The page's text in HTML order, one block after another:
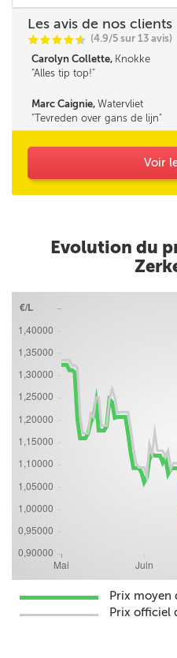
Les avis de nos clients
CCCCi
@ (4.9/5 sur 13 avis)
Carolyn Collette, Knokke
Alles tip top!
Marc Caignie, Watervliet
Tevreden over gans de lijn
Voir
Evolution du
Prix moyen
Prix officiel